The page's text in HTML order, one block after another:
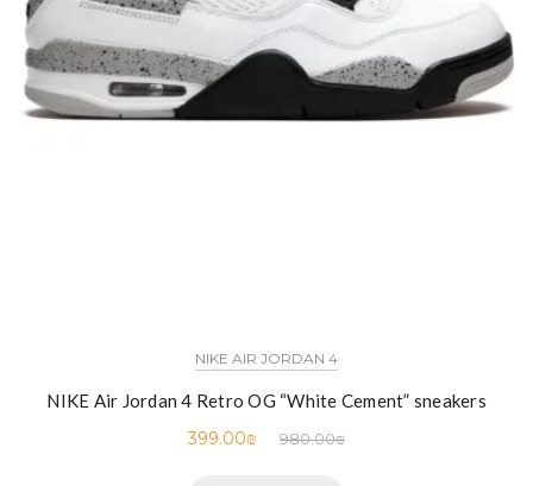
NIKE AIR JORDAN 4
NIKE Air Jordan 4 Retro OG “White Cement” sneakers
980.00₪
399.00₪